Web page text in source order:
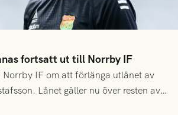
fortsatt ut till Norrby IF
Norrby IF om att förlänga utlånet av
Lånet gäller nu över resten av